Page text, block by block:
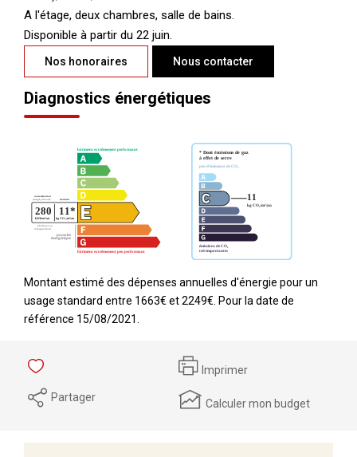
A l'étage, deux chambres, salle de bains.
Disponible à partir du 22 juin.
Nos honoraires Nous contacter
Diagnostics énergétiques
Montant estimé des dépenses annuelles d'énergie pour un
usage standard entre 1663€ et 2249€. Pour la date de
référence 15/08/2021.
Imprimer
Partager Calculer mon budget